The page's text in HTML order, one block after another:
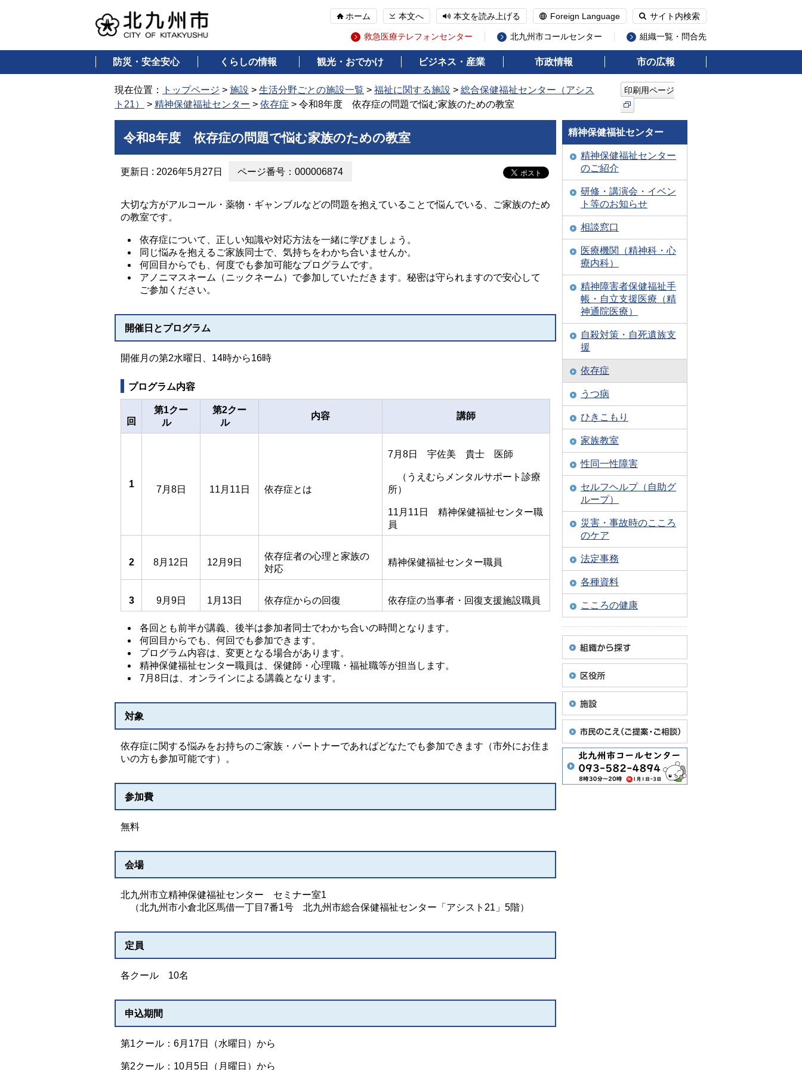
ホーム 本文へ 本文を読み上げる Foreign Language サイト内検索
救急医療テレフォンセンター 北九州市コールセンター 組織一覧・問合先
防災・安全安心 くらしの情報 観光・おでかけ ビジネス・産業 市政情報 市の広報
現在位置： トップページ > 施設 > 生活分野ごとの施設一覧 > 福祉に関する施設 > 総合保健福祉センター（アシス
ト21）
> 精神保健福祉センター > 依存症 > 令和8年度 依存症の問題で悩む家族のための教室
印刷用ページ
令和8年度 依存症の問題で悩む家族のための教室
更新日 : 2026年5月27日 ページ番号：000006874
大切な方がアルコール・薬物・ギャンブルなどの問題を抱えていることで悩んでいる、ご家族のため
の教室です。
依存症について、正しい知識や対応方法を一緒に学びましょう。
同じ悩みを抱えるご家族同士で、気持ちをわかち合いませんか。
何回目からでも、何度でも参加可能なプログラムです。
アノニマスネーム（ニックネーム）で参加していただきます。秘密は守られますので安心して
ご参加ください。
開催日とプログラム
開催月の第2水曜日、14時から16時
プログラム内容
回
第1クー
ル
第2クー
ル
内容 講師
1
7月8日 11月11日 依存症とは
7月8日 宇佐美 貴士 医師
（うえむらメンタルサポート診療
所）
11月11日 精神保健福祉センター職
員
2 8月12日 12月9日
依存症者の心理と家族の
対応
精神保健福祉センター職員
3 9月9日 1月13日 依存症からの回復 依存症の当事者・回復支援施設職員
各回とも前半が講義、後半は参加者同士でわかち合いの時間となります。
何回目からでも、何回でも参加できます。
プログラム内容は、変更となる場合があります。
精神保健福祉センター職員は、保健師・心理職・福祉職等が担当します。
7月8日は、オンラインによる講義となります。
対象
依存症に関する悩みをお持ちのご家族・パートナーであればどなたでも参加できます（市外にお住ま
いの方も参加可能です）。
参加費
無料
会場
北九州市立精神保健福祉センター セミナー室1
（北九州市小倉北区馬借一丁目7番1号 北九州市総合保健福祉センター「アシスト21」5階）
定員
各クール 10名
申込期間
第1クール：6月17日（水曜日）から
第2クール：10月5日（月曜日）から
精神保健福祉センター
精神保健福祉センター
のご紹介
研修・講演会・イベン
ト等のお知らせ
相談窓口
医療機関（精神科・心
療内科）
精神障害者保健福祉手
帳・自立支援医療（精
神通院医療）
自殺対策・自死遺族支
援
依存症
うつ病
ひきこもり
家族教室
性同一性障害
セルフヘルプ（自助グ
ループ）
災害・事故時のこころ
のケア
法定事務
各種資料
こころの健康